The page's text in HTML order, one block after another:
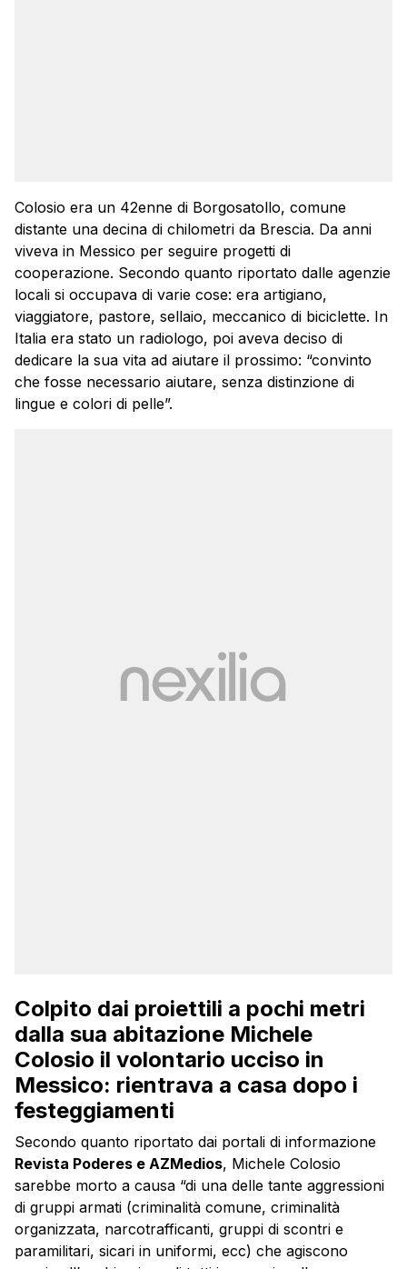
Colosio era un 42enne di Borgosatollo, comune
distante una decina di chilometri da Brescia. Da anni
viveva in Messico per seguire progetti di
cooperazione. Secondo quanto riportato dalle agenzie
locali si occupava di varie cose: era artigiano,
viaggiatore, pastore, sellaio, meccanico di biciclette. In
Italia era stato un radiologo, poi aveva deciso di
dedicare la sua vita ad aiutare il prossimo: “convinto
che fosse necessario aiutare, senza distinzione di
lingue e colori di pelle”.
Colpito dai proiettili a pochi metri
dalla sua abitazione Michele
Colosio il volontario ucciso in
Messico: rientrava a casa dopo i
festeggiamenti
Secondo quanto riportato dai portali di informazione
Revista Poderes e AZMedios, Michele Colosio
sarebbe morto a causa “di una delle tante aggressioni
di gruppi armati (criminalità comune, criminalità
organizzata, narcotrafficanti, gruppi di scontri e
paramilitari, sicari in uniformi, ecc) che agiscono